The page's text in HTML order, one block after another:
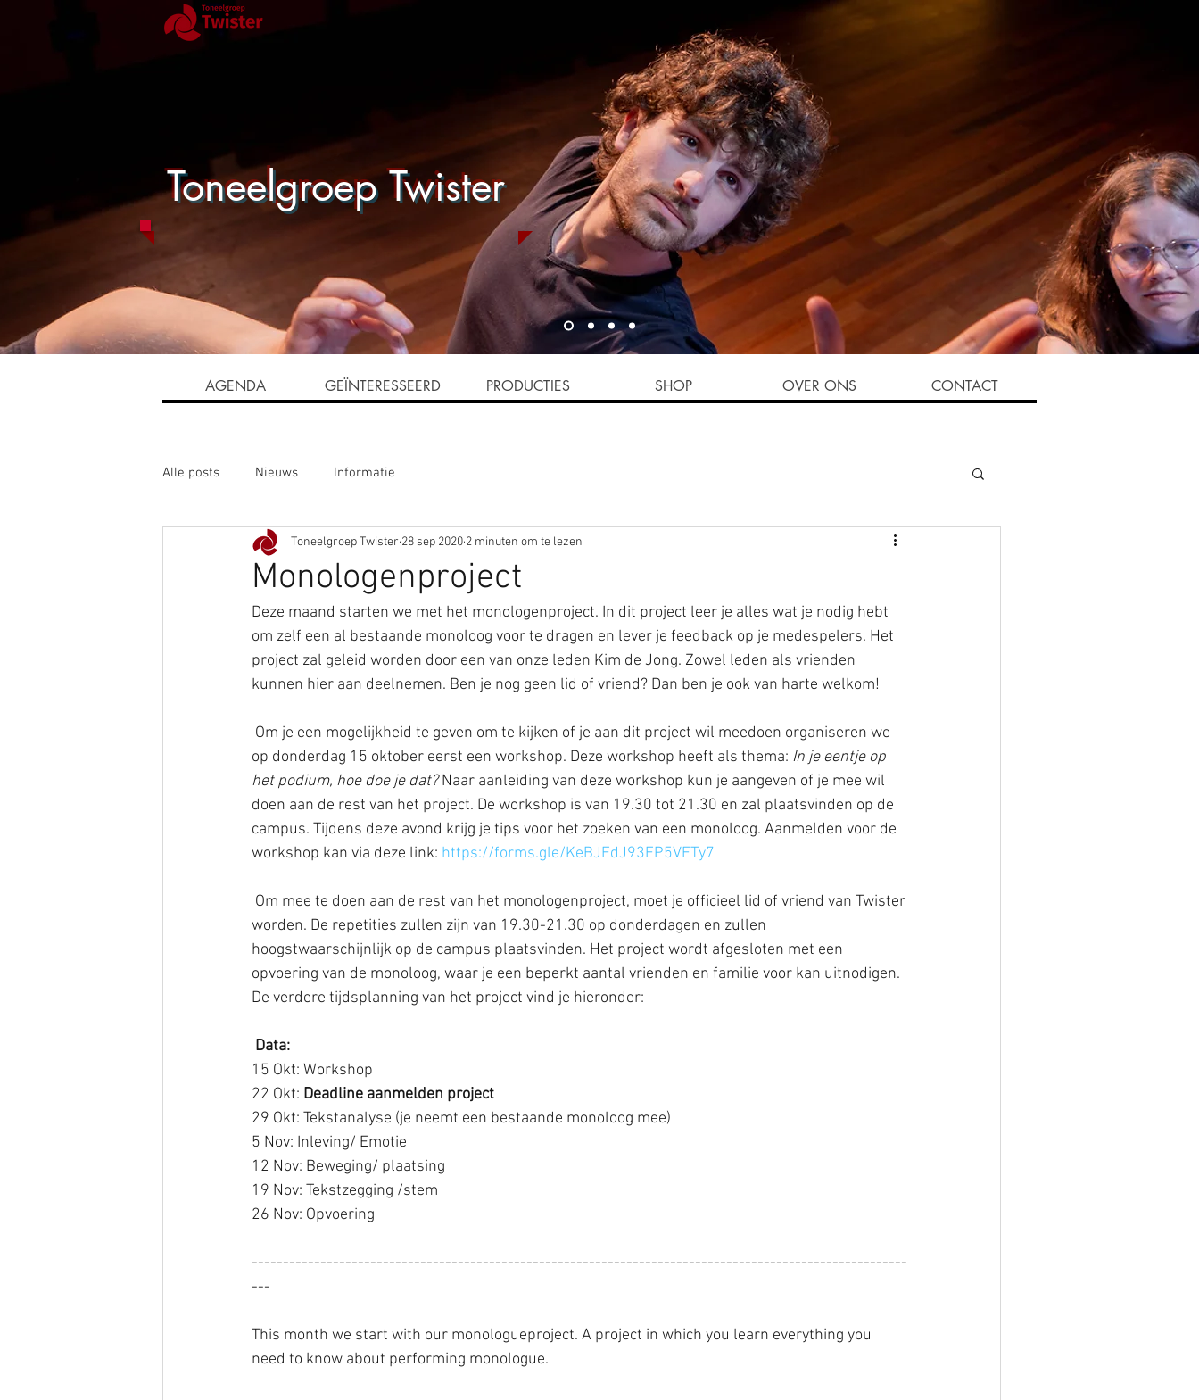
Toneelgroep Twister
AGENDA GEÏNTERESSEERD PRODUCTIES SHOP OVER ONS CONTACT
Alle posts Nieuws Informatie
Monologenproject
Toneelgroep Twister 28 sep 2020 2 minuten om te lezen
Deze maand starten we met het monologenproject. In dit project leer je alles wat je nodig hebt
om zelf een al bestaande monoloog voor te dragen en lever je feedback op je medespelers. Het
project zal geleid worden door een van onze leden Kim de Jong. Zowel leden als vrienden
kunnen hier aan deelnemen. Ben je nog geen lid of vriend? Dan ben je ook van harte welkom!
op donderdag 15 oktober eerst een workshop. Deze workshop heeft als thema: In je eentje op
het podium, hoe doe je dat? Naar aanleiding van deze workshop kun je aangeven of je mee wil
doen aan de rest van het project. De workshop is van 19.30 tot 21.30 en zal plaatsvinden op de
campus. Tijdens deze avond krijg je tips voor het zoeken van een monoloog. Aanmelden voor de
workshop kan via deze link: https://forms.gle/KeBJEdJ93EP5VETy7
worden. De repetities zullen zijn van 19.30-21.30 op donderdagen en zullen
hoogstwaarschijnlijk op de campus plaatsvinden. Het project wordt afgesloten met een
opvoering van de monoloog, waar je een beperkt aantal vrienden en familie voor kan uitnodigen.
De verdere tijdsplanning van het project vind je hieronder:
Data:
15 Okt: Workshop
22 Okt: Deadline aanmelden project
29 Okt: Tekstanalyse (je neemt een bestaande monoloog mee)
5 Nov: Inleving/ Emotie
12 Nov: Beweging/ plaatsing
19 Nov: Tekstzegging /stem
26 Nov: Opvoering
---------------------------------------------------------------------------------------------------------
---
This month we start with our monologueproject. A project in which you learn everything you
need to know about performing monologue.